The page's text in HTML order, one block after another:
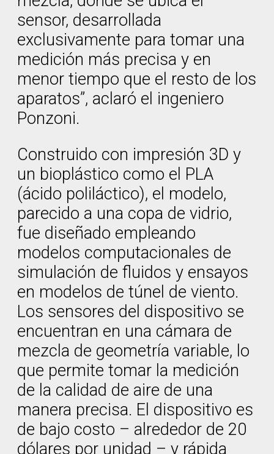
sensor, desarrollada
exclusivamente para tomar una
medición más precisa y en
menor tiempo que el resto de los
aparatos”, aclaró el ingeniero
Ponzoni.
Construido con impresión 3D y
un bioplástico como el PLA
(ácido poliláctico), el modelo,
parecido a una copa de vidrio,
fue diseñado empleando
modelos computacionales de
simulación de fluidos y ensayos
en modelos de túnel de viento.
Los sensores del dispositivo se
encuentran en una cámara de
mezcla de geometría variable, lo
que permite tomar la medición
de la calidad de aire de una
manera precisa. El dispositivo es
de bajo costo – alrededor de 20
dólares por unidad – y rápida